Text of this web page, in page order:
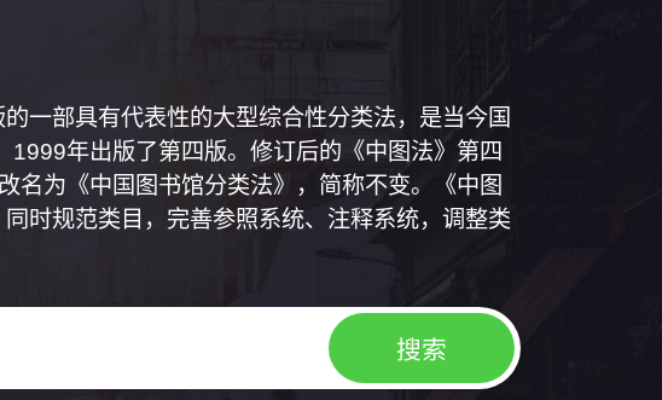
一部具有代表性的大型综合性分类法，是当今国
年出版了第四版。修订后的《中图法》第四
名为《中国图书馆分类法》，简称不变。《中图
时规范类目，完善参照系统、注释系统，调整类